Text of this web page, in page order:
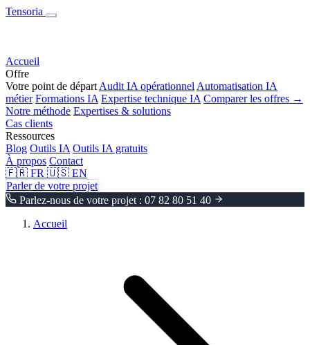
Tensoria
Accueil
Offre
Votre point de départ Audit IA opérationnel Automatisation IA
métier Formations IA Expertise technique IA Comparer les offres →
Notre méthode Expertises & solutions
Cas clients
Ressources
Blog Outils IA Outils IA gratuits
À propos Contact
🇫🇷 FR 🇺🇸 EN
Parler de votre projet
Parlez-nous de votre projet : 07 82 80 51 40
Accueil